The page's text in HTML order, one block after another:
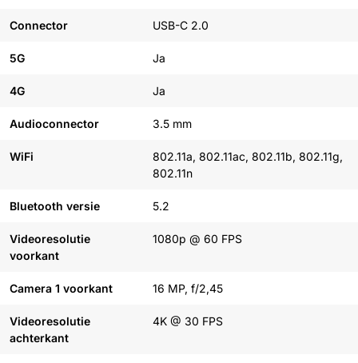
Connector USB-C 2.0
5G Ja
4G Ja
Audioconnector 3.5 mm
WiFi
802.11a, 802.11ac, 802.11b, 802.11g,
802.11n
Bluetooth versie 5.2
Videoresolutie
voorkant
1080p @ 60 FPS
Camera 1 voorkant 16 MP, f/2,45
Videoresolutie
achterkant
4K @ 30 FPS